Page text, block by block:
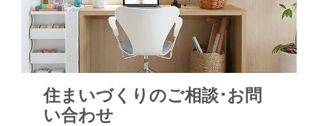
住まいづくりのご相談･お問
い合わせ